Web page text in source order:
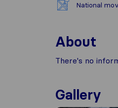
National
About
There's no
Gallery